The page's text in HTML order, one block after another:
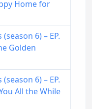
Home for
6) – EP.
Golden
6) – EP.
All the While